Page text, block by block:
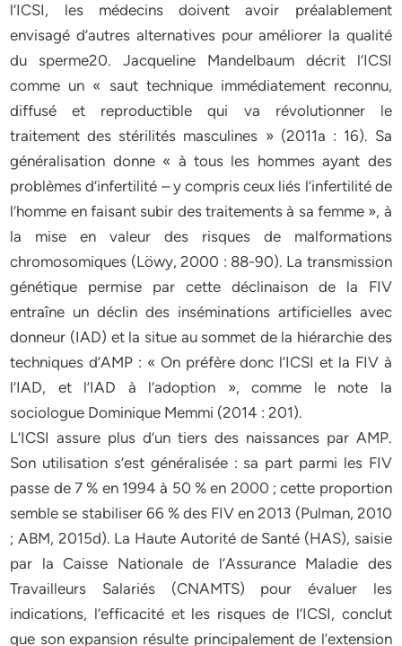
l’ICSI, les médecins doivent avoir préalablement
envisagé d’autres alternatives pour améliorer la qualité
du sperme20. Jacqueline Mandelbaum décrit l’ICSI
comme un « saut technique immédiatement reconnu,
diffusé et reproductible qui va révolutionner le
traitement des stérilités masculines » (2011a : 16). Sa
généralisation donne « à tous les hommes ayant des
problèmes d’infertilité – y compris ceux liés l’infertilité de
l’homme en faisant subir des traitements à sa femme », à
la mise en valeur des risques de malformations
chromosomiques (Löwy, 2000 : 88-90). La transmission
génétique permise par cette déclinaison de la FIV
entraîne un déclin des inséminations artificielles avec
donneur (IAD) et la situe au sommet de la hiérarchie des
techniques d’AMP : « On préfère donc l’ICSI et la FIV à
l’IAD, et l’IAD à l’adoption », comme le note la
sociologue Dominique Memmi (2014 : 201).
L’ICSI assure plus d’un tiers des naissances par AMP.
Son utilisation s’est généralisée : sa part parmi les FIV
passe de 7 % en 1994 à 50 % en 2000 ; cette proportion
semble se stabiliser 66 % des FIV en 2013 (Pulman, 2010
; ABM, 2015d). La Haute Autorité de Santé (HAS), saisie
par la Caisse Nationale de l’Assurance Maladie des
Travailleurs Salariés (CNAMTS) pour évaluer les
indications, l’efficacité et les risques de l’ICSI, conclut
que son expansion résulte principalement de l’extension